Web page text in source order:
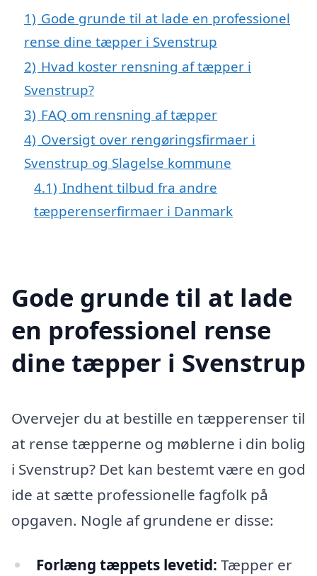
1) Gode grunde til at lade en professionel
rense dine tæpper i Svenstrup
2) Hvad koster rensning af tæpper i
Svenstrup?
3) FAQ om rensning af tæpper
4) Oversigt over rengøringsfirmaer i
Svenstrup og Slagelse kommune
4.1) Indhent tilbud fra andre
tæpperenserfirmaer i Danmark
Gode grunde til at lade
en professionel rense
dine tæpper i Svenstrup
Overvejer du at bestille en tæpperenser til
at rense tæpperne og møblerne i din bolig
i Svenstrup? Det kan bestemt være en god
ide at sætte professionelle fagfolk på
opgaven. Nogle af grundene er disse:
Forlæng tæppets levetid: Tæpper er